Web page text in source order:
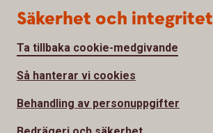
Säkerhet och integritet
Ta tillbaka cookie-medgivande
Så hanterar vi cookies
Behandling av personuppgifter